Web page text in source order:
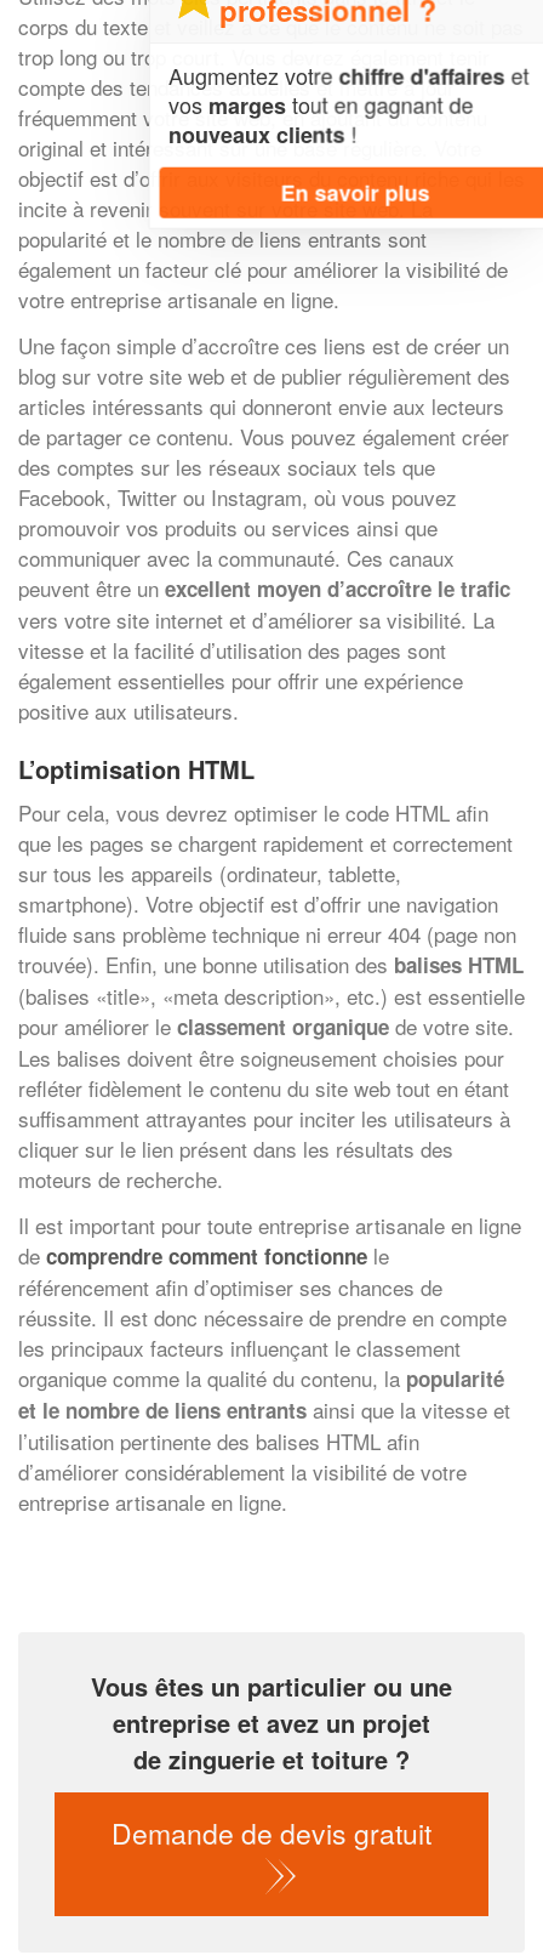
corps du texte et veillez à ce que le contenu ne soit pas
trop long ou trop court. Vous devrez également tenir
compte des tendances actuelles et mettre à jour
fréquemment votre site web, en ajoutant du contenu
original et intéressant sur une base régulière. Votre
objectif est d’offrir aux visiteurs du contenu riche qui les
incite à revenir souvent sur votre site web. La
popularité et le nombre de liens entrants sont
également un facteur clé pour améliorer la visibilité de
votre entreprise artisanale en ligne.
Une façon simple d’accroître ces liens est de créer un
blog sur votre site web et de publier régulièrement des
articles intéressants qui donneront envie aux lecteurs
de partager ce contenu. Vous pouvez également créer
des comptes sur les réseaux sociaux tels que
Facebook, Twitter ou Instagram, où vous pouvez
promouvoir vos produits ou services ainsi que
communiquer avec la communauté. Ces canaux
peuvent être un excellent moyen d’accroître le trafic
vers votre site internet et d’améliorer sa visibilité. La
vitesse et la facilité d’utilisation des pages sont
également essentielles pour offrir une expérience
positive aux utilisateurs.
L’optimisation HTML
Pour cela, vous devrez optimiser le code HTML afin
que les pages se chargent rapidement et correctement
sur tous les appareils (ordinateur, tablette,
smartphone). Votre objectif est d’offrir une navigation
fluide sans problème technique ni erreur 404 (page non
trouvée). Enfin, une bonne utilisation des balises HTML
(balises «title», «meta description», etc.) est essentielle
pour améliorer le classement organique de votre site.
Les balises doivent être soigneusement choisies pour
refléter fidèlement le contenu du site web tout en étant
suffisamment attrayantes pour inciter les utilisateurs à
cliquer sur le lien présent dans les résultats des
moteurs de recherche.
Il est important pour toute entreprise artisanale en ligne
de comprendre comment fonctionne le
référencement afin d’optimiser ses chances de
réussite. Il est donc nécessaire de prendre en compte
les principaux facteurs influençant le classement
organique comme la qualité du contenu, la popularité
et le nombre de liens entrants ainsi que la vitesse et
l’utilisation pertinente des balises HTML afin
d’améliorer considérablement la visibilité de votre
entreprise artisanale en ligne.
Vous êtes un particulier ou une
entreprise et avez un projet
de zinguerie et toiture ?
Demande de devis gratuit
professionnel ?
Augmentez votrechiffre d'affaireset
vosmargestout en gagnant de
nouveaux clients!
En savoir plus